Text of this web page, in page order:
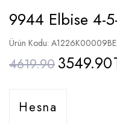
9944 Elbise 4-
Ürün Kodu:
4619.90 3549.90
Hesna